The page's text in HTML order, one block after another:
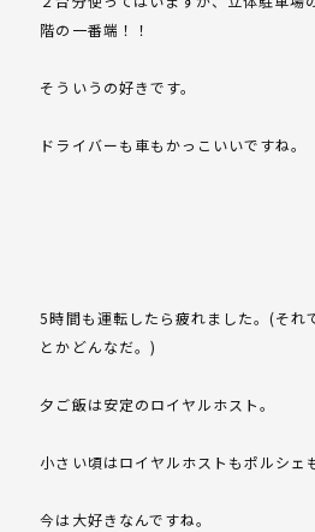
階の一番端！！
そういうの好きです。
ドライバーも車もかっこいいですね。
5時間も運転したら疲れました。(それ
とかどんなだ。)
夕ご飯は安定のロイヤルホスト。
小さい頃はロイヤルホストもポルシェ
今は大好きなんですね。